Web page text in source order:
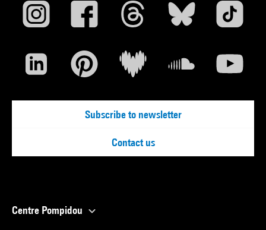
Subscribe to newsletter
Contact us
Centre Pompidou